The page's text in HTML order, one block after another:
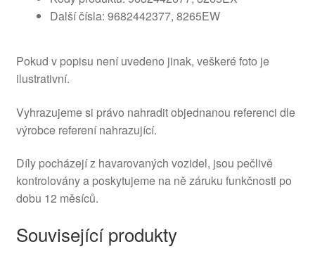
Další čísla: 9682442377, 8265EW
Pokud v popisu není uvedeno jinak, veškeré foto je
ilustrativní.
Vyhrazujeme si právo nahradit objednanou referenci dle
výrobce referení nahrazující.
Díly pocházejí z havarovaných vozidel, jsou pečlivě
kontrolovány a poskytujeme na ně záruku funkčnosti po
dobu 12 měsíců.
Související produkty